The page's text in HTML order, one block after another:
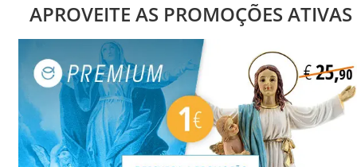
APROVEITE AS PROMOÇÕES ATIVAS